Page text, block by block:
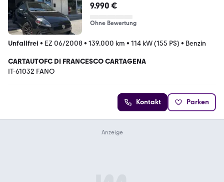
9.990 €
Ohne Bewertung
Unfallfrei • EZ 06/2008• 139.000 km • 114 kW (155 PS) • Benzin
CARTAUTOFC DI FRANCESCO CARTAGENA
IT-61032 FANO
Kontakt Parken